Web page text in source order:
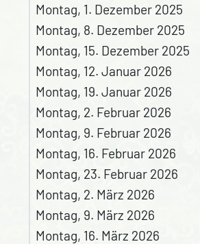
Montag, 1. Dezember 2025
Montag, 8. Dezember 2025
Montag, 15. Dezember 2025
Montag, 12. Januar 2026
Montag, 19. Januar 2026
Montag, 2. Februar 2026
Montag, 9. Februar 2026
Montag, 16. Februar 2026
Montag, 23. Februar 2026
Montag, 2. März 2026
Montag, 9. März 2026
Montag, 16. März 2026